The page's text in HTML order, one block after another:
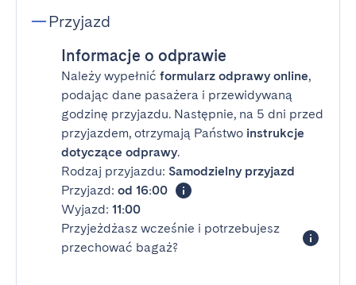
Przyjazd
Informacje o odprawie
Należy wypełnić formularz odprawy online,
podając dane pasażera i przewidywaną
godzinę przyjazdu. Następnie, na 5 dni przed
przyjazdem, otrzymają Państwo instrukcje
dotyczące odprawy.
Rodzaj przyjazdu: Samodzielny przyjazd
Przyjazd: od 16:00
Wyjazd: 11:00
Przyjeżdżasz wcześnie i potrzebujesz
przechować bagaż?